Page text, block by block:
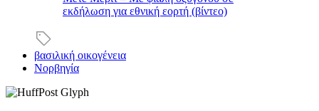
εκδήλωση για εθνική εορτή (βίντεο)
βασιλική οικογένεια
Νορβηγία